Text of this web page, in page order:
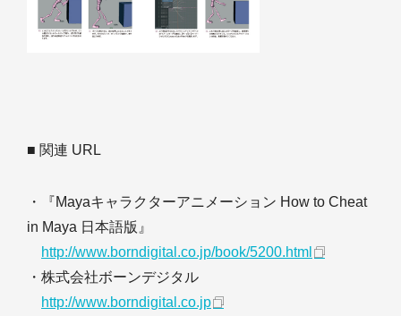
■ 関連 URL
・『Mayaキャラクターアニメーション How to Cheat
in Maya 日本語版』
http://www.borndigital.co.jp/book/5200.html
・株式会社ボーンデジタル
http://www.borndigital.co.jp